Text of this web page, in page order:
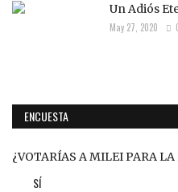
Un Adiós
May 27, 2020
ENCUESTA
¿VOTARÍAS A MILEI PARA LA
SÍ